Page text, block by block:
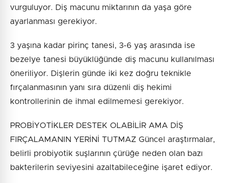
vurguluyor. Diş macunu miktarının da yaşa göre
ayarlanması gerekiyor.
3 yaşına kadar pirinç tanesi, 3-6 yaş arasında ise
bezelye tanesi büyüklüğünde diş macunu kullanılması
öneriliyor. Dişlerin günde iki kez doğru teknikle
fırçalanmasının yanı sıra düzenli diş hekimi
kontrollerinin de ihmal edilmemesi gerekiyor.
PROBİYOTİKLER DESTEK OLABİLİR AMA DİŞ
FIRÇALAMANIN YERİNİ TUTMAZ Güncel araştırmalar,
belirli probiyotik suşlarının çürüğe neden olan bazı
bakterilerin seviyesini azaltabileceğine işaret ediyor.